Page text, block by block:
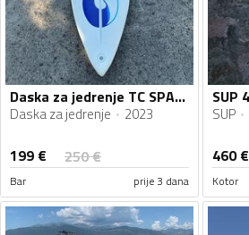
Daska za jedrenje TC SPACER
Daska za jedrenje 2023
199 € 250€
Bar prije 3 dana
SUP
460€
Kotor